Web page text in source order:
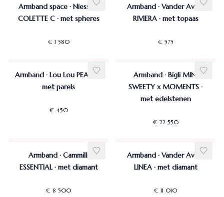
Armband space · Niessing
COLETTE C · met spheres
€ 1 580
Armband · Vander Avort
RIVIERA · met topaas
€ 575
Armband · Lou Lou PEARLS ·
met parels
€ 450
Armband · Bigli MINI
SWEETY x MOMENTS ·
met edelstenen
€ 22 550
Armband · Cammilli
ESSENTIAL · met diamant
€ 8 500
Armband · Vander Avort
LINEA · met diamant
€ 11 010